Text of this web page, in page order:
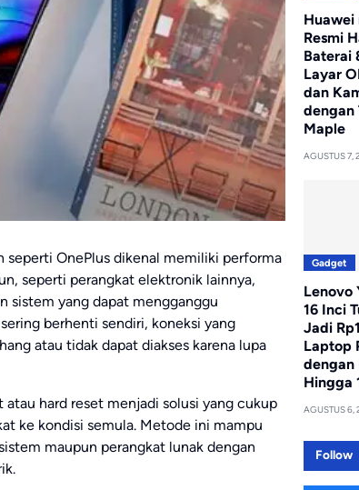
seperti OnePlus dikenal memiliki performa
seperti perangkat elektronik lainnya,
sistem yang dapat mengganggu
berhenti sendiri, koneksi yang
atau tidak dapat diakses karena lupa
hard reset menjadi solusi yang cukup
ke kondisi semula. Metode ini mampu
maupun perangkat lunak dengan
Huawei
Resmi
Baterai
Layar
dan
dengan
Maple
AGUSTUS 7,
Gadget
Lenovo
16 Inci
Jadi
Laptop
dengan
Hingga
AGUSTUS 6,
Follow